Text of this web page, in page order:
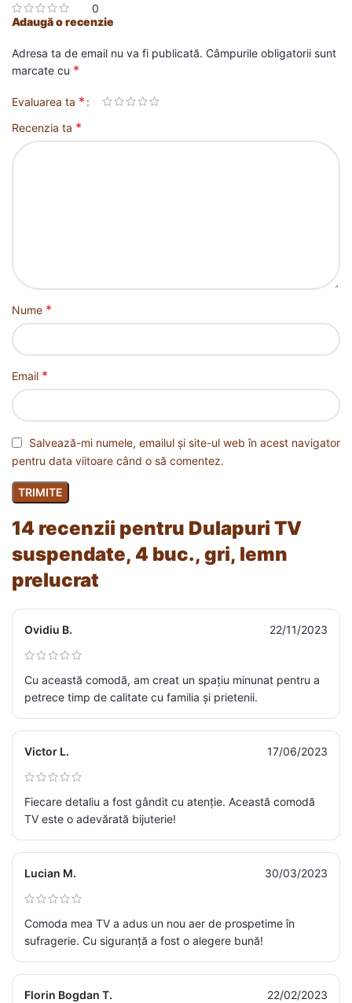
0
14 recenzii pentru Dulapuri TV
suspendate, 4 buc., gri, lemn
prelucrat
Ovidiu B. 22/11/2023
Cu această comodă, am creat un spațiu minunat pentru a
petrece timp de calitate cu familia și prietenii.
Victor L. 17/06/2023
Fiecare detaliu a fost gândit cu atenție. Această comodă
TV este o adevărată bijuterie!
Lucian M. 30/03/2023
Comoda mea TV a adus un nou aer de prospetime în
sufragerie. Cu siguranță a fost o alegere bună!
Florin Bogdan T. 22/02/2023
Adaugă o recenzie
Adresa ta de email nu va fi publicată. Câmpurile obligatorii sunt
marcate cu *
Evaluarea ta *
Recenzia ta *
Nume *
Email *
Salvează-mi numele, emailul și site-ul web în acest navigator
pentru data viitoare când o să comentez.